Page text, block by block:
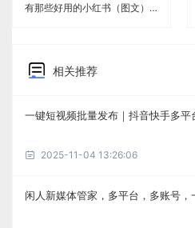
有那些好用的小红书（图文）自媒体管理免费工具《闲人新媒体管家》
相关推荐
一键短视频批量发布｜抖音快手多
2025-11-04 13:26:06
闲人新媒体管家，多平台，多账号，